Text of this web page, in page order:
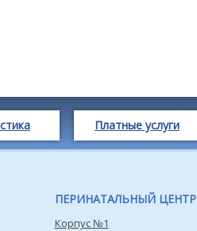
Платные услуги
ПЕРИНАТАЛЬНЫЙ ЦЕНТР
Корпус №1